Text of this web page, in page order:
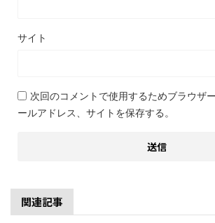
サイト
次回のコメントで使用するためブラウザ
ールアドレス、サイトを保存する。
関連記事